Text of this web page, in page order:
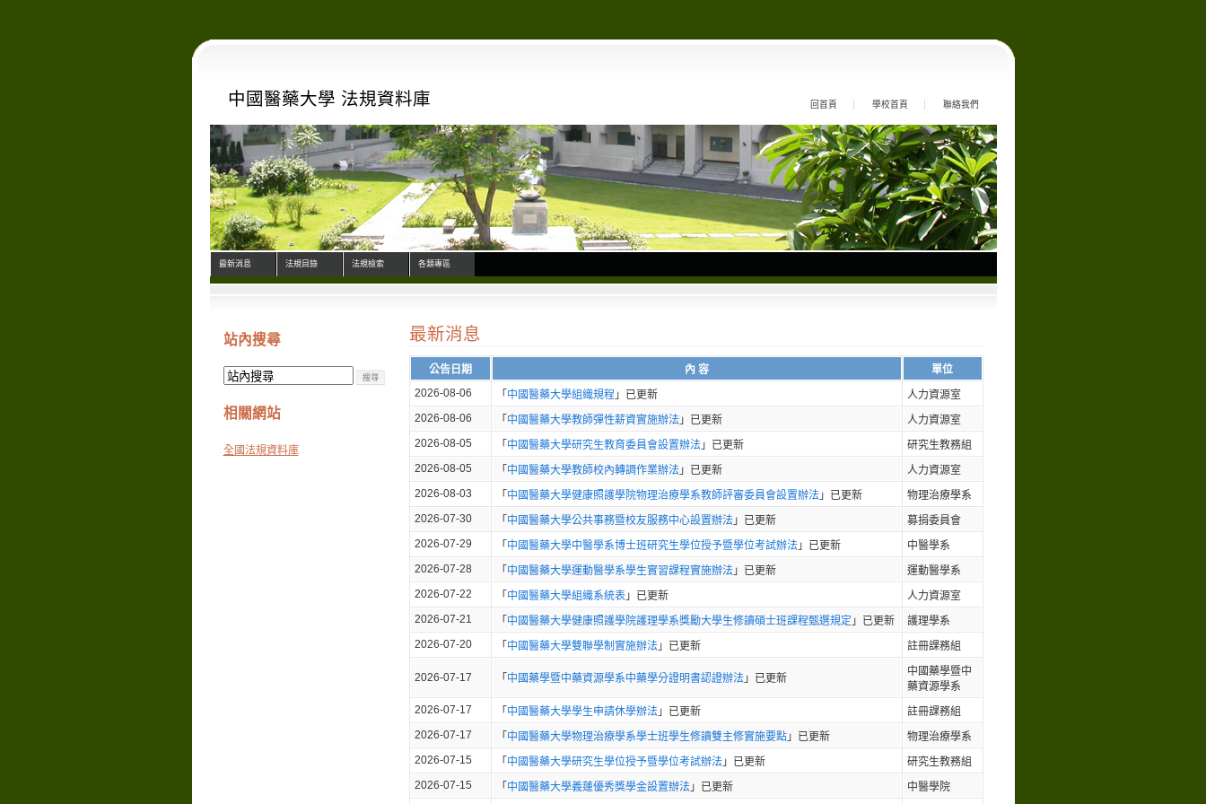
中國醫藥大學 法規資料庫 回首頁 學校首頁 聯絡我們
最新消息 法規目錄 法規檢索 各類專區
最新消息
公告日期 內 容
單位
2026-08-06
「 中國醫藥大學組織規程 」已更新
人力資源室
2026-08-06
「 中國醫藥大學教師彈性薪資實施辦法」已更新
人力資源室
2026-08-05
「 中國醫藥大學研究生教育委員會設置辦法」已更新
研究生教務組
2026-08-05
「 中國醫藥大學教師校內轉調作業辦法」已更新
人力資源室
2026-08-03
「 中國醫藥大學健康照護學院物理治療學系教師評審委員會設置辦法」已更新
物理治療學系
2026-07-30
「 中國醫藥大學公共事務暨校友服務中心設置辦法」已更新
募捐委員會
2026-07-29
「 中國醫藥大學中醫學系博士班研究生學位授予暨學位考試辦法」已更新
中醫學系
2026-07-28
「 中國醫藥大學運動醫學系學生實習課程實施辦法」已更新
運動醫學系
2026-07-22
「 中國醫藥大學組織系統表」已更新
人力資源室
2026-07-21
「 中國醫藥大學健康照護學院護理學系獎勵大學生修讀碩士班課程甄選規定 」已更新
護理學系
2026-07-20
「 中國醫藥大學雙聯學制實施辦法」已更新 註冊課務組
2026-07-17 「 中國藥學暨中藥資源學系中藥學分證明書認證辦法」已更新
中國藥學暨中
藥資源學系
2026-07-17
「 中國醫藥大學學生申請休學辦法」已更新
註冊課務組
2026-07-17
「 中國醫藥大學物理治療學系學士班學生修讀雙主修實施要點」已更新
物理治療學系
2026-07-15
「 中國醫藥大學研究生學位授予暨學位考試辦法」已更新
研究生教務組
2026-07-15
「 中國醫藥大學義蓮優秀獎學金設置辦法」已更新 中醫學院
站內搜尋
相關網站
全國法規資料庫